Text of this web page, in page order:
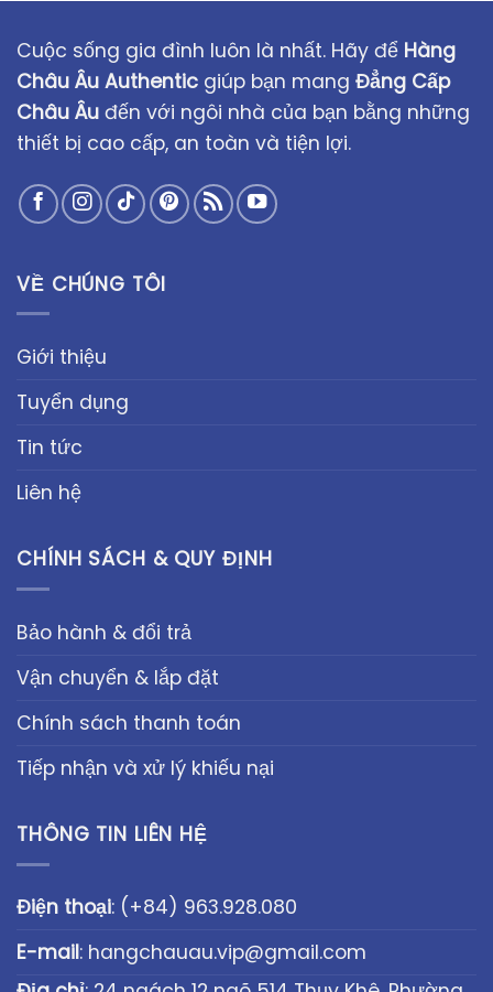
Cuộc sống gia đình luôn là nhất. Hãy để Hàng
Châu Âu Authentic giúp bạn mang Đẳng Cấp
Châu Âu đến với ngôi nhà của bạn bằng những
thiết bị cao cấp, an toàn và tiện lợi.
VỀ CHÚNG TÔI
Giới thiệu
Tuyển dụng
Tin tức
Liên hệ
CHÍNH SÁCH & QUY ĐỊNH
Bảo hành & đổi trả
Vận chuyển & lắp đặt
Chính sách thanh toán
Tiếp nhận và xử lý khiếu nại
THÔNG TIN LIÊN HỆ
Điện thoại: (+84) 963.928.080
E-mail: hangchauau.vip@gmail.com